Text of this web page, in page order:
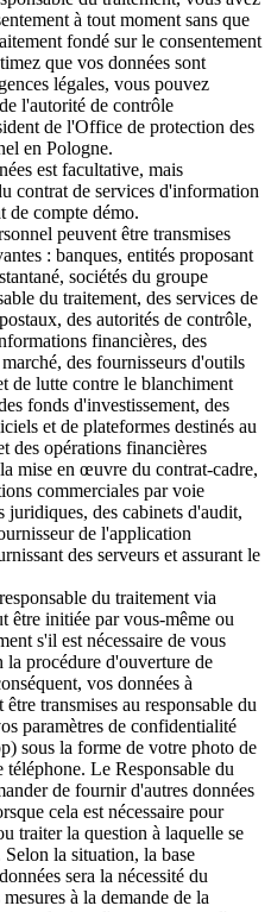
à tout moment sans que
fondé sur le consentement
que vos données sont
légales, vous pouvez
l'autorité de contrôle
de l'Office de protection des
en Pologne.
est facultative, mais
contrat de services d'information
de compte démo.
peuvent être transmises
: banques, entités proposant
sociétés du groupe
du traitement, des services de
des autorités de contrôle,
financières, des
des fournisseurs d'outils
de lutte contre le blanchiment
fonds d'investissement, des
et de plateformes destinés au
des opérations financières
mise en œuvre du contrat-cadre,
commerciales par voie
juridiques, des cabinets d'audit,
de l'application
des serveurs et assurant le
du traitement via
être initiée par vous-même ou
s'il est nécessaire de vous
la procédure d'ouverture de
vos données à
transmises au responsable du
paramètres de confidentialité
sous la forme de votre photo de
Le Responsable du
de fournir d'autres données
cela est nécessaire pour
traiter la question à laquelle se
la situation, la base
sera la nécessité du
à la demande de la